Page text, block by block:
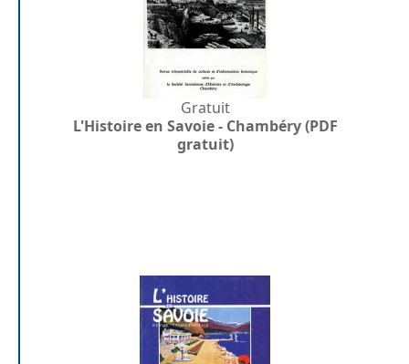
Gratuit
L'Histoire en Savoie - Chambéry (PDF
gratuit)